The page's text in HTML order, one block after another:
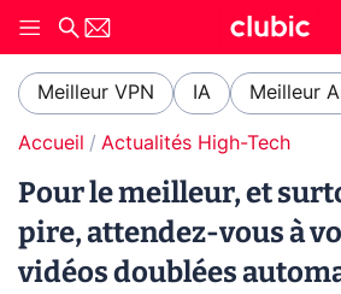
Meilleur VPN IA Meilleur
Accueil Actualités High-Tech
Pour le meilleur, et
pire, attendez-vous à
vidéos doublées